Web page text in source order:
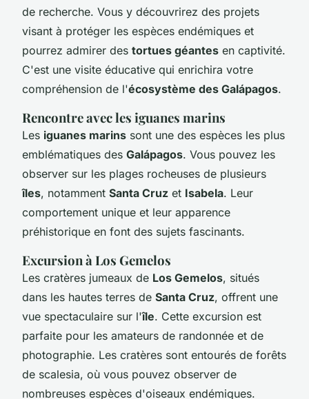
de recherche. Vous y découvrirez des projets
visant à protéger les espèces endémiques et
pourrez admirer des tortues géantes en captivité.
C'est une visite éducative qui enrichira votre
compréhension de l'écosystème des Galápagos.
Rencontre avec les iguanes marins
Les iguanes marins sont une des espèces les plus
emblématiques des Galápagos. Vous pouvez les
observer sur les plages rocheuses de plusieurs
îles, notamment Santa Cruz et Isabela. Leur
comportement unique et leur apparence
préhistorique en font des sujets fascinants.
Excursion à Los Gemelos
Les cratères jumeaux de Los Gemelos, situés
dans les hautes terres de Santa Cruz, offrent une
vue spectaculaire sur l'île. Cette excursion est
parfaite pour les amateurs de randonnée et de
photographie. Les cratères sont entourés de forêts
de scalesia, où vous pouvez observer de
nombreuses espèces d'oiseaux endémiques.